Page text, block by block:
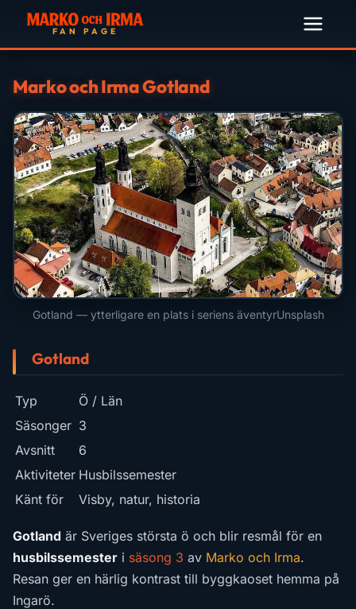
Marko och Irma Gotland
Gotland — ytterligare en plats i seriens äventyrUnsplash
Gotland
Typ
Ö / Län
Säsonger 3
Avsnitt
6
Aktiviteter Husbilssemester
Känt för
Visby, natur, historia
Gotland är Sveriges största ö och blir resmål för en
husbilssemester i säsong 3 av Marko och Irma.
Resan ger en härlig kontrast till byggkaoset hemma på
Ingarö.